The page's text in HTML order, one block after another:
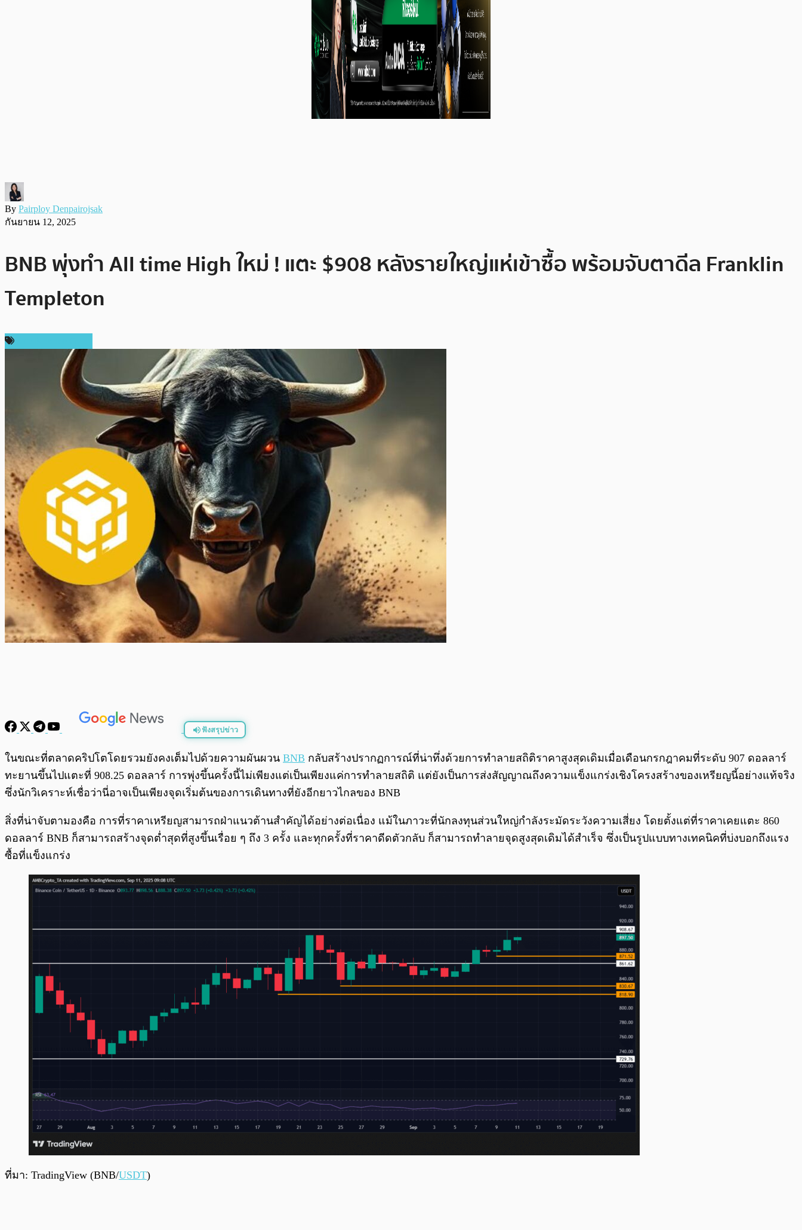
By Pairploy Denpairojsak
กันยายน 12, 2025
BNB พุ่งทำ All time High ใหม่ ! แตะ $908 หลังรายใหญ่แห่เข้าซื้อ พร้อมจับตาดีล Franklin
Templeton
ฟังสรุปข่าว
พร้อมเล่น 0:00/0:00
ในขณะที่ตลาดคริปโตโดยรวมยังคงเต็มไปด้วยความผันผวน BNB กลับสร้างปรากฏการณ์ที่น่าทึ่งด้วยการทำลายสถิติราคาสูงสุดเดิมเมื่อเดือนกรกฎาคมที่ระดับ 907 ดอลลาร์
ทะยานขึ้นไปแตะที่ 908.25 ดอลลาร์ การพุ่งขึ้นครั้งนี้ไม่เพียงแต่เป็นเพียงแค่การทำลายสถิติ แต่ยังเป็นการส่งสัญญาณถึงความแข็งแกร่งเชิงโครงสร้างของเหรียญนี้อย่างแท้จริง
ซึ่งนักวิเคราะห์เชื่อว่านี่อาจเป็นเพียงจุดเริ่มต้นของการเดินทางที่ยังอีกยาวไกลของ BNB
สิ่งที่น่าจับตามองคือ การที่ราคาเหรียญสามารถฝ่าแนวต้านสำคัญได้อย่างต่อเนื่อง แม้ในภาวะที่นักลงทุนส่วนใหญ่กำลังระมัดระวังความเสี่ยง โดยตั้งแต่ที่ราคาเคยแตะ 860
ดอลลาร์ BNB ก็สามารถสร้างจุดต่ำสุดที่สูงขึ้นเรื่อย ๆ ถึง 3 ครั้ง และทุกครั้งที่ราคาดีดตัวกลับ ก็สามารถทำลายจุดสูงสุดเดิมได้สำเร็จ ซึ่งเป็นรูปแบบทางเทคนิคที่บ่งบอกถึงแรง
ซื้อที่แข็งแกร่ง
ที่มา: TradingView (BNB/USDT)